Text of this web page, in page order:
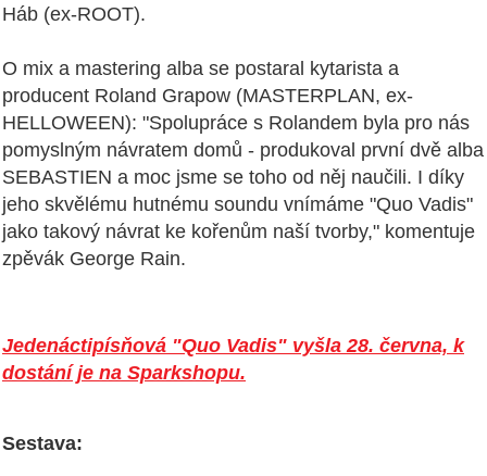
Háb (ex-ROOT).
O mix a mastering alba se postaral kytarista a
producent Roland Grapow (MASTERPLAN, ex-
HELLOWEEN): "Spolupráce s Rolandem byla pro nás
pomyslným návratem domů - produkoval první dvě alba
SEBASTIEN a moc jsme se toho od něj naučili. I díky
jeho skvělému hutnému soundu vnímáme "Quo Vadis"
jako takový návrat ke kořenům naší tvorby," komentuje
zpěvák George Rain.
Jedenáctipísňová "Quo Vadis" vyšla 28. června, k
dostání je na Sparkshopu.
Sestava: